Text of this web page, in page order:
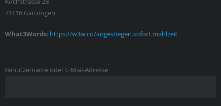
71116 Gärtringen
What3Words: https://w3w.co/angestiegen.sofort.mahlzeit
Benutzername oder E-Mail-Adresse